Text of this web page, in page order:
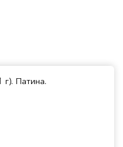
Патина.